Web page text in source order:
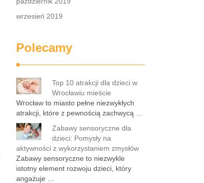
wrzesień 2019
Polecamy
Top 10 atrakcji dla dzieci w
Wrocławiu mieście
Wrocław to miasto pełne niezwykłych
atrakcji, które z pewnością zachwycą …
Zabawy sensoryczne dla
dzieci: Pomysły na
aktywności z wykorzystaniem zmysłów
Zabawy sensoryczne to niezwykle
istotny element rozwoju dzieci, który
angażuje …